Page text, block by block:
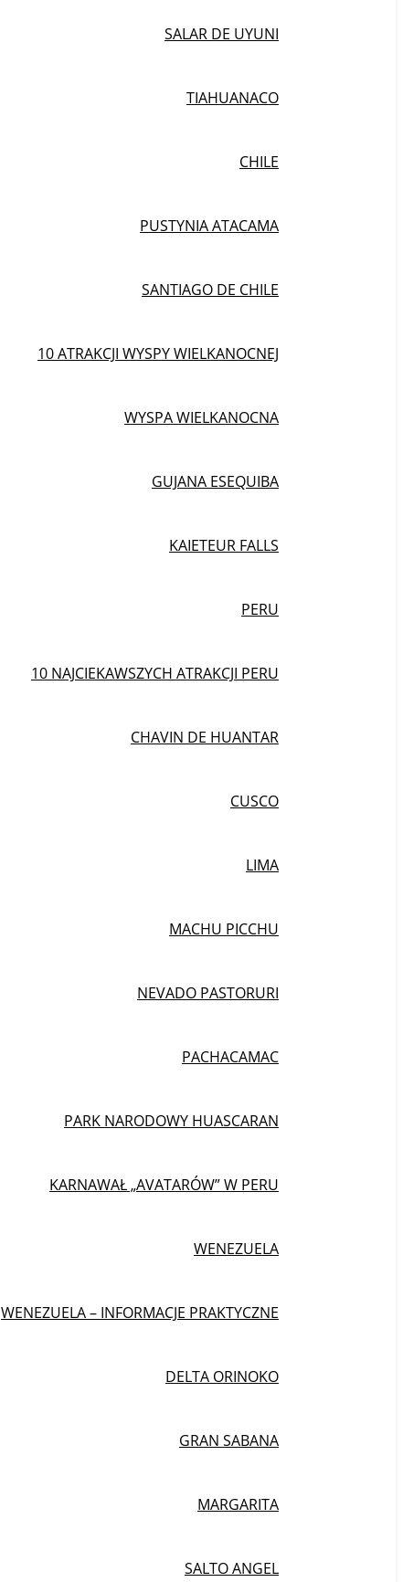
SALAR DE UYUNI
TIAHUANACO
CHILE
PUSTYNIA ATACAMA
SANTIAGO DE CHILE
10 ATRAKCJI WYSPY WIELKANOCNEJ
WYSPA WIELKANOCNA
GUJANA ESEQUIBA
KAIETEUR FALLS
PERU
10 NAJCIEKAWSZYCH ATRAKCJI PERU
CHAVIN DE HUANTAR
CUSCO
LIMA
MACHU PICCHU
NEVADO PASTORURI
PACHACAMAC
PARK NARODOWY HUASCARAN
KARNAWAŁ „AVATARÓW” W PERU
WENEZUELA
WENEZUELA – INFORMACJE PRAKTYCZNE
DELTA ORINOKO
GRAN SABANA
MARGARITA
SALTO ANGEL